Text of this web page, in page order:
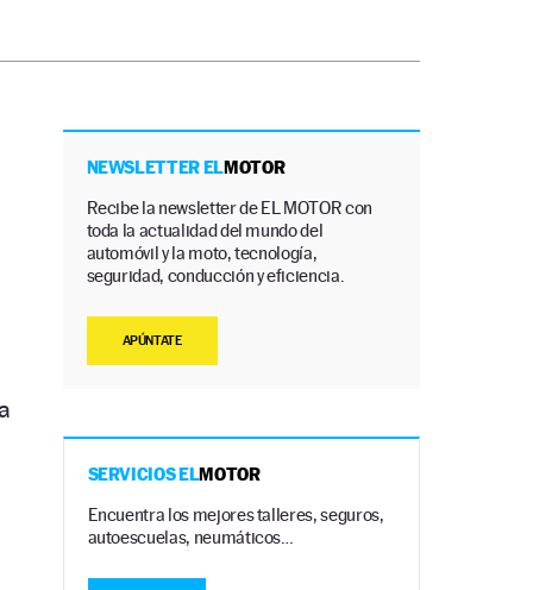
NEWSLETTER ELMOTOR
Recibe la newsletter de EL MOTOR con
toda la actualidad del mundo del
automóvil y la moto, tecnología,
seguridad, conducción y eficiencia.
APÚNTATE
SERVICIOS ELMOTOR
Encuentra los mejores talleres, seguros,
autoescuelas, neumáticos…